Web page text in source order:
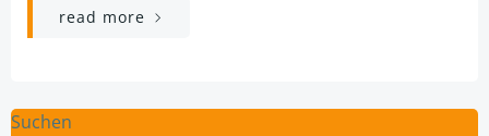
read more
Suchen